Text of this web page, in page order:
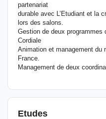
partenariat
durable avec L’Etudiant et la
lors des salons.
Gestion de deux programmes
Cordiale
Animation et management du
France.
Management de deux
Etudes